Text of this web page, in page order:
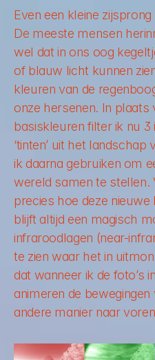
Even een kleine
De meeste mensen
wel dat in ons oog
of blauw licht kunnen
kleuren van de
onze hersenen. In plaats
basiskleuren filter ik nu
‘tinten’ uit het
ik daarna gebruiken om
wereld samen te stellen.
precies hoe deze nieuwe
blijft altijd een magisch
infraroodlagen (near-
te zien waar het in
dat wanneer ik de foto’s
animeren de
andere manier naar